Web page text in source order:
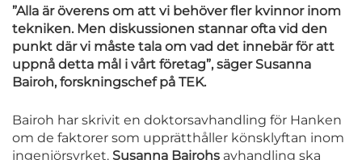
”Alla är överens om att vi behöver fler kvinnor inom
tekniken. Men diskussionen stannar ofta vid den
punkt där vi måste tala om vad det innebär för att
uppnå detta mål i vårt företag”, säger Susanna
Bairoh, forskningschef på TEK.
Bairoh har skrivit en doktorsavhandling för Hanken
om de faktorer som upprätthåller könsklyftan inom
ingenjörsyrket. Susanna Bairohs avhandling ska